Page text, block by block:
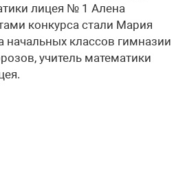
лицея № 1 Алена
конкурса стали Мария
начальных классов гимназии
учитель математики